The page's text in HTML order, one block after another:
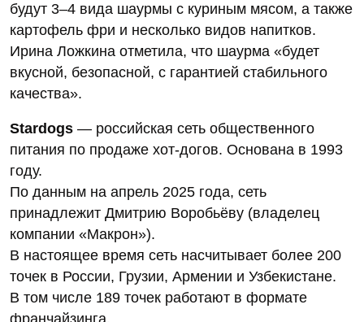
будут 3–4 вида шаурмы с куриным мясом, а также
картофель фри и несколько видов напитков.
Ирина Ложкина отметила, что шаурма «будет
вкусной, безопасной, с гарантией стабильного
качества».
Stardogs — российская сеть общественного
питания по продаже хот-догов. Основана в 1993
году.
По данным на апрель 2025 года, сеть
принадлежит Дмитрию Воробьёву (владелец
компании «Макрон»).
В настоящее время сеть насчитывает более 200
точек в России, Грузии, Армении и Узбекистане.
В том числе 189 точек работают в формате